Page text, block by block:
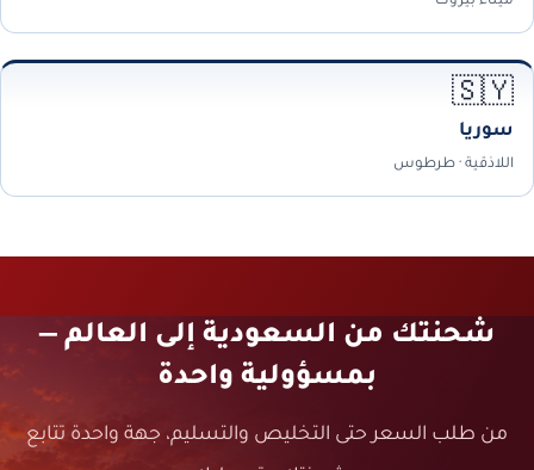
🇸🇾
سوريا
اللاذقية · طرطوس
شحنتك من السعودية إلى العالم —
بمسؤولية واحدة
من طلب السعر حتى التخليص والتسليم، جهة واحدة تتابع